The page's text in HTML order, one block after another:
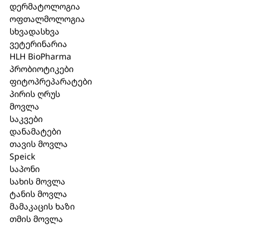
დერმატოლოგია
ოფთალმოლოგია
სხვადასხვა
ვეტერინარია
HLH BioPharma
პრობიოტიკები
ფიტოპრეპარატები
პირის ღრუს
მოვლა
საკვები
დანამატები
თავის მოვლა
Speick
საპონი
სახის მოვლა
ტანის მოვლა
მამაკაცის ხაზი
თმის მოვლა
შპაიკი Natural Aktiv დეო როლი
50 მლ. (164)
კატეგორია:Speick
მოკლე აღწერა
დეოდორანტი როლ-ონი ეფექტური და
ხანგრძლივი ეფექტით. ბუნებრივად
არეგულირებს ოფლიანობას და იცავს კანს
უსიამოვნო სუნისგან. დეოდორანტი
სალბის
აქტიური ფორმულა კანს სუნთქვის საშუალებას
აძლევს და ამავდროულად არეგულირებს
ოფლიანობას. Speick-ის თითოეული პროდუქტი